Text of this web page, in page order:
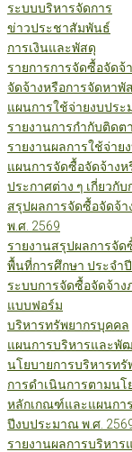
ระบบบริหารจัดการ
ข่าวประชาสัมพันธ์
การเงินและพัสดุ
รายการการจัดซื้อจัด
จัดจ้างหรือการจัดหาพั
แผนการใช้จ่ายงบปร
รายงานการกำกับติดต
รายงานผลการใช้จ่าย
แผนการจัดซื้อจัดจ้าง
ประกาศต่าง ๆ เกี่ยวกั
สรุปผลการจัดซื้อจัดจ้
พ.ศ. 2569
รายงานสรุปผลการจั
พื้นที่การศึกษา ประจำ
ระบบการจัดซื้อจัดจ้าง
แบบฟอร์ม
บริหารทรัพยากรบุคคล
แผนการบริหารและพั
นโยบายการบริหารทรั
การดำเนินการตามน
หลักเกณฑ์และแผนกา
ปีงบประมาณ พ.ศ.
รายงานผลการบริหา